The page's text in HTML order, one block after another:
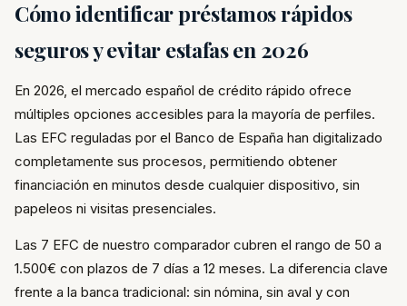
Cómo identificar préstamos rápidos
seguros y evitar estafas en 2026
En 2026, el mercado español de crédito rápido ofrece
múltiples opciones accesibles para la mayoría de perfiles.
Las EFC reguladas por el Banco de España han digitalizado
completamente sus procesos, permitiendo obtener
financiación en minutos desde cualquier dispositivo, sin
papeleos ni visitas presenciales.
Las 7 EFC de nuestro comparador cubren el rango de 50 a
1.500€ con plazos de 7 días a 12 meses. La diferencia clave
frente a la banca tradicional: sin nómina, sin aval y con